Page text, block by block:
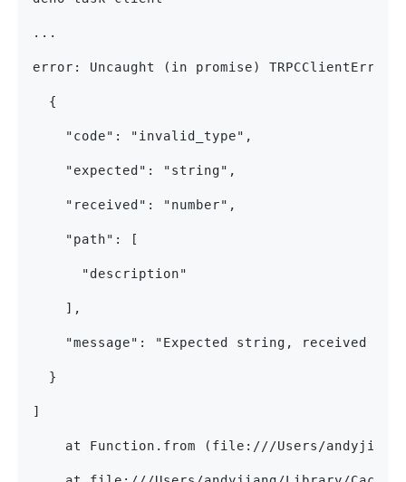
...
error: Uncaught (in promise)
  {
    "code": "invalid_type",
    "expected": "string",
    "received": "number",
    "path": [
      "description"
    ],
"message": "Expected string, received
  }
]
at Function.from (file:///Users/